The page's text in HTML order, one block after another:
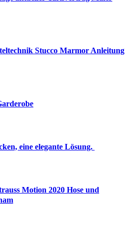
Stucco Marmor Anleitung
eine elegante Lösung.
Motion 2020 Hose und